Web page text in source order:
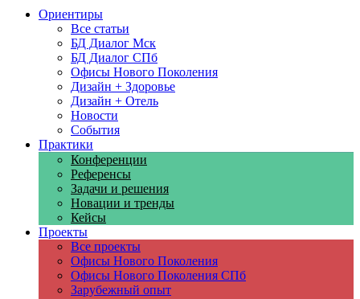
Ориентиры
Все статьи
БД Диалог Мск
БД Диалог СПб
Офисы Нового Поколения
Дизайн + Здоровье
Дизайн + Отель
Новости
События
Практики
Конференции
Референсы
Задачи и решения
Новации и тренды
Кейсы
Проекты
Все проекты
Офисы Нового Поколения
Офисы Нового Поколения СПб
Зарубежный опыт